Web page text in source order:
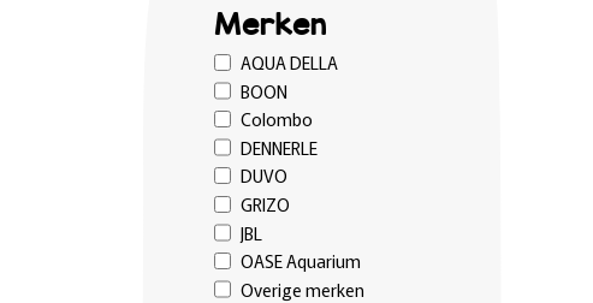
Merken
AQUA DELLA
BOON
Colombo
DENNERLE
DUVO
GRIZO
JBL
OASE Aquarium
Overige merken